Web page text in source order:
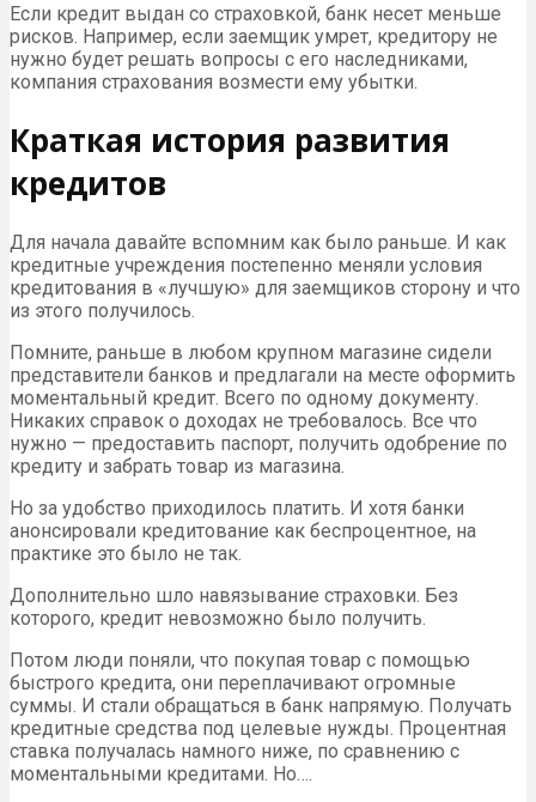
Если кредит выдан со страховкой, банк несет меньше
рисков. Например, если заемщик умрет, кредитору не
нужно будет решать вопросы с его наследниками,
компания страхования возмести ему убытки.
Краткая история развития
кредитов
Для начала давайте вспомним как было раньше. И как
кредитные учреждения постепенно меняли условия
кредитования в «лучшую» для заемщиков сторону и что
из этого получилось.
Помните, раньше в любом крупном магазине сидели
представители банков и предлагали на месте оформить
моментальный кредит. Всего по одному документу.
Никаких справок о доходах не требовалось. Все что
нужно — предоставить паспорт, получить одобрение по
кредиту и забрать товар из магазина.
Но за удобство приходилось платить. И хотя банки
анонсировали кредитование как беспроцентное, на
практике это было не так.
Дополнительно шло навязывание страховки. Без
которого, кредит невозможно было получить.
Потом люди поняли, что покупая товар с помощью
быстрого кредита, они переплачивают огромные
суммы. И стали обращаться в банк напрямую. Получать
кредитные средства под целевые нужды. Процентная
ставка получалась намного ниже, по сравнению с
моментальными кредитами. Но….